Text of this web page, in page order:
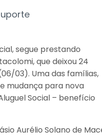
segue prestando
que deixou 24
03). Uma das famílias,
mudança para nova
Social – benefício
Aurélio Solano de